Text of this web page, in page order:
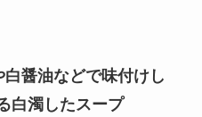
醤油などで味付けし
白濁したスープ